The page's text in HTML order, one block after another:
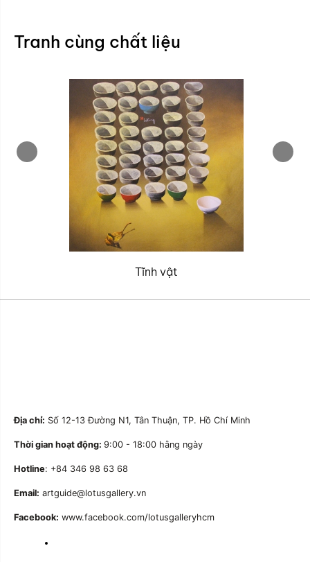
Tranh cùng chất liệu
Tĩnh vật
Địa chỉ: Số 12-13 Đường N1, Tân Thuận, TP. Hồ Chí Minh
Thời gian hoạt động: 9:00 - 18:00 hằng ngày
Hotline: +84 346 98 63 68
Email: artguide@lotusgallery.vn
Facebook: www.facebook.com/lotusgalleryhcm